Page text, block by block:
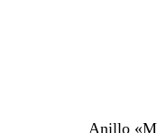
Anillo